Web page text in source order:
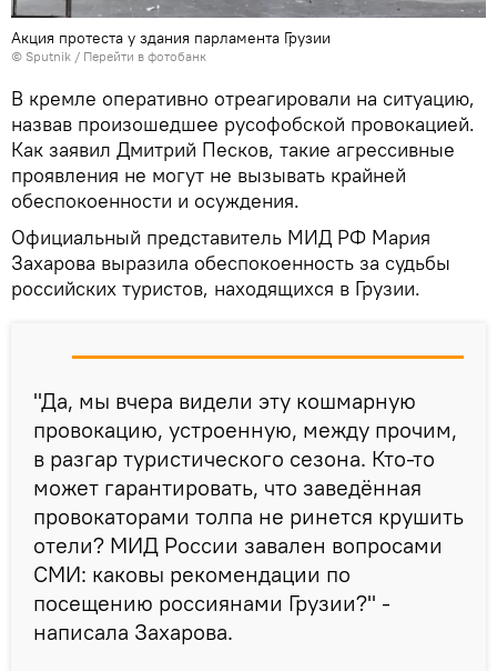
Акция протеста у здания парламента Грузии
© Sputnik / Перейти в фотобанк
В кремле оперативно отреагировали на ситуацию,
назвав произошедшее русофобской провокацией.
Как заявил Дмитрий Песков, такие агрессивные
проявления не могут не вызывать крайней
обеспокоенности и осуждения.
Официальный представитель МИД РФ Мария
Захарова выразила обеспокоенность за судьбы
российских туристов, находящихся в Грузии.
"Да, мы вчера видели эту кошмарную
провокацию, устроенную, между прочим,
в разгар туристического сезона. Кто-то
может гарантировать, что заведённая
провокаторами толпа не ринется крушить
отели? МИД России завален вопросами
СМИ: каковы рекомендации по
посещению россиянами Грузии?" -
написала Захарова.